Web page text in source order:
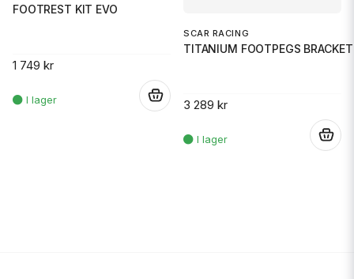
FOOTREST KIT EVO
1 749 kr
SCAR RACING
TITANIUM FOOTPEGS
3 289 kr